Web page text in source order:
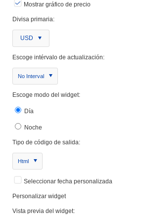
Mostrar gráfico de precio
Divisa primaria:
USD
Escoge intérvalo de actualización:
No Interval
Escoge modo del widget:
Día
Noche
Tipo de código de salida:
Html
Seleccionar fecha personalizada
Personalizar widget
Vista previa del widget: